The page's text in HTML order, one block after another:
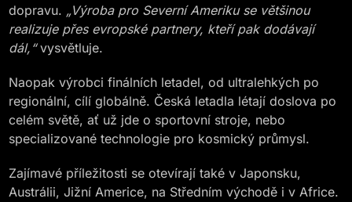
dopravu. „Výroba pro Severní Ameriku se většinou
realizuje přes evropské partnery, kteří pak dodávají
dál,“vysvětluje.
Naopak výrobci finálních letadel, od ultralehkých po
regionální, cílí globálně. Česká letadla létají doslova po
celém světě, ať už jde o sportovní stroje, nebo
specializované technologie pro kosmický průmysl.
Zajímavé příležitosti se otevírají také v Japonsku,
Austrálii, Jižní Americe, na Středním východě i v Africe.